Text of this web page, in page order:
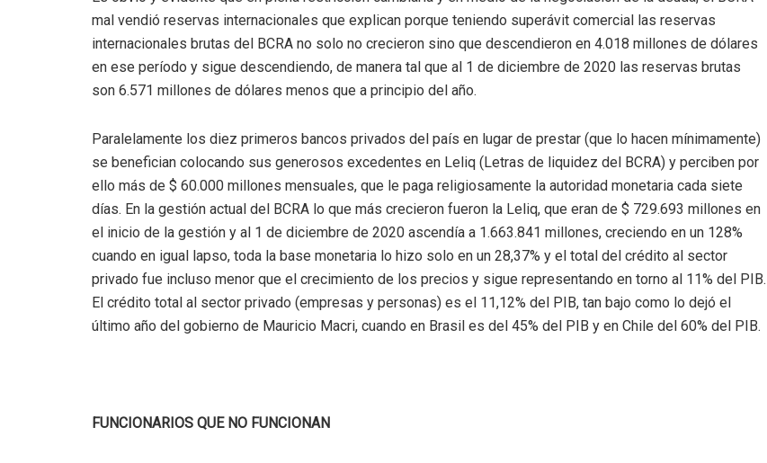
mal vendió reservas internacionales que explican porque teniendo superávit comercial las reservas
internacionales brutas del BCRA no solo no crecieron sino que descendieron en 4.018 millones de dólares
en ese período y sigue descendiendo, de manera tal que al 1 de diciembre de 2020 las reservas brutas
son 6.571 millones de dólares menos que a principio del año.
Paralelamente los diez primeros bancos privados del país en lugar de prestar (que lo hacen mínimamente)
se benefician colocando sus generosos excedentes en Leliq (Letras de liquidez del BCRA) y perciben por
ello más de $ 60.000 millones mensuales, que le paga religiosamente la autoridad monetaria cada siete
días. En la gestión actual del BCRA lo que más crecieron fueron la Leliq, que eran de $ 729.693 millones en
el inicio de la gestión y al 1 de diciembre de 2020 ascendía a 1.663.841 millones, creciendo en un 128%
cuando en igual lapso, toda la base monetaria lo hizo solo en un 28,37% y el total del crédito al sector
privado fue incluso menor que el crecimiento de los precios y sigue representando en torno al 11% del PIB.
El crédito total al sector privado (empresas y personas) es el 11,12% del PIB, tan bajo como lo dejó el
último año del gobierno de Mauricio Macri, cuando en Brasil es del 45% del PIB y en Chile del 60% del PIB.
FUNCIONARIOS QUE NO FUNCIONAN